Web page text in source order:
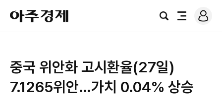
아
주
경
검
전
로
그
중국 위안화 고시환율(27일)
7.1265위안…가치 0.04% 상승